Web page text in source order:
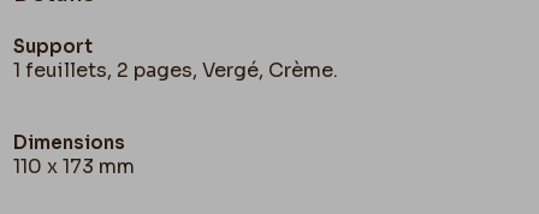
Support
1 feuillets, 2 pages, Vergé, Crème.
Dimensions
110 x 173 mm